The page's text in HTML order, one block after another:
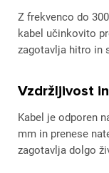
Z frekvenco do
kabel učinkovito
zagotavlja hitro in
Vzdržljivost
Kabel je odporen
mm in prenese
zagotavlja dolgo